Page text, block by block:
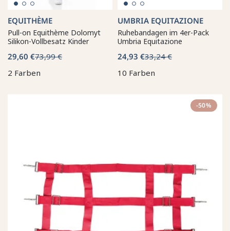
EQUITHÈME
Pull-on Equithème Dolomyt
Silikon-Vollbesatz Kinder
29,60 €73,99 €
2 Farben
UMBRIA EQUITAZIONE
Ruhebandagen im 4er-Pack
Umbria Equitazione
24,93 €33,24 €
10 Farben
-50%